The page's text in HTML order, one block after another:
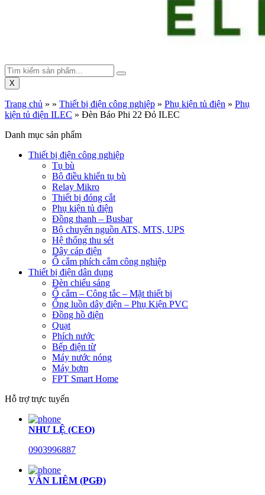
X
Trang chủ » » Thiết bị điện công nghiệp » Phụ kiện tủ điện » Phụ
kiện tủ điện ILEC » Đèn Báo Phi 22 Đỏ ILEC
Danh mục sản phẩm
Thiết bị điện công nghiệp
Tụ bù
Bộ điều khiển tụ bù
Relay Mikro
Thiết bị đóng cắt
Phụ kiện tủ điện
Đồng thanh – Busbar
Bộ chuyển nguồn ATS, MTS, UPS
Hệ thống thu sét
Dây cáp điện
Ổ cắm phích cắm công nghiệp
Thiết bị điện dân dụng
Đèn chiếu sáng
Ổ cắm – Công tắc – Mặt thiết bị
Ống luồn dây điện – Phụ Kiện PVC
Đồng hồ điện
Quạt
Phích nước
Bếp điện từ
Máy nước nóng
Máy bơm
FPT Smart Home
Hỗ trợ trực tuyến
NHƯ LỆ (CEO)
0903996887
VĂN LIÊM (PGĐ)